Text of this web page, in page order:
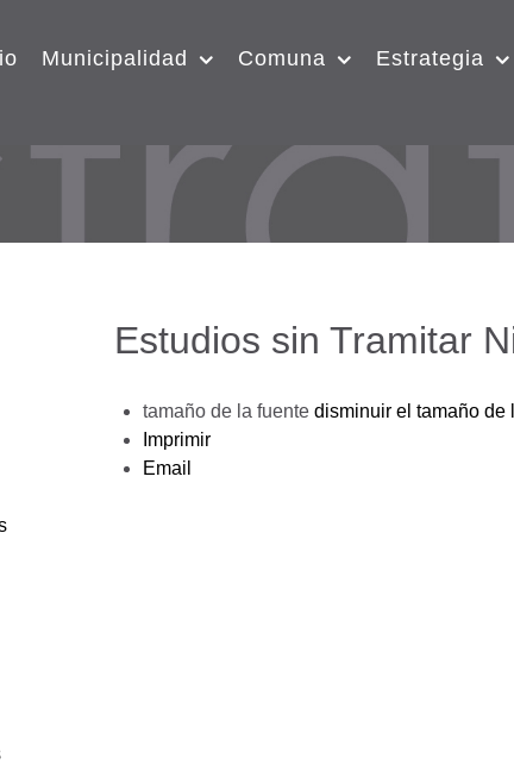
Municipalidad Comuna Estrategia
Estudios sin Tramitar
tamaño de la fuente disminuir el tamaño de
Imprimir
Email